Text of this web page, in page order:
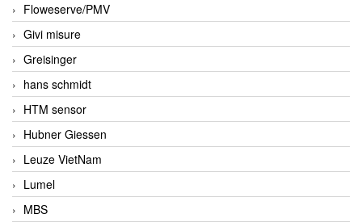
Floweserve/PMV
Givi misure
Greisinger
hans schmidt
HTM sensor
Hubner Giessen
Leuze VietNam
Lumel
MBS